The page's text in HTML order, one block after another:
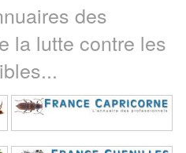
des
la lutte contre les